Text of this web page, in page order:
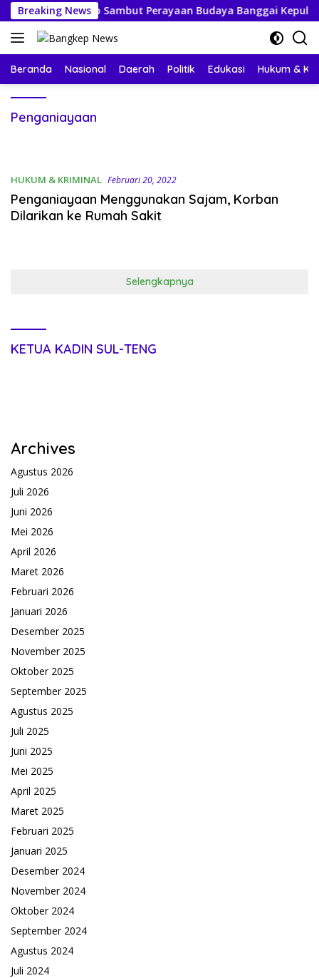
Langsung
ke
konten
Breaking News
Bersiap Sambut Perayaan Budaya Banggai Kepulauan
Beranda Nasional Daerah Politik Edukasi Hukum &
Penganiayaan
HUKUM & KRIMINAL Februari 20, 2022
Penganiayaan Menggunakan Sajam, Korban
Dilarikan ke Rumah Sakit
Selengkapnya
KETUA KADIN SUL-TENG
Archives
Agustus 2026
Juli 2026
Juni 2026
Mei 2026
April 2026
Maret 2026
Februari 2026
Januari 2026
Desember 2025
November 2025
Oktober 2025
September 2025
Agustus 2025
Juli 2025
Juni 2025
Mei 2025
April 2025
Maret 2025
Februari 2025
Januari 2025
Desember 2024
November 2024
Oktober 2024
September 2024
Agustus 2024
Juli 2024